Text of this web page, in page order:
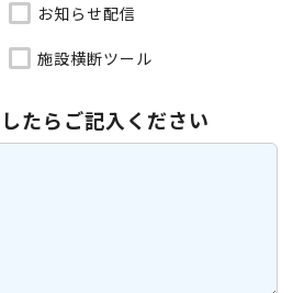
お知らせ配信
施設横断ツール
たらご記入ください